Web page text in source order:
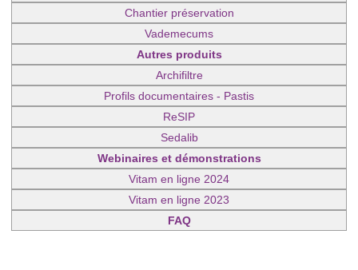
Chantier préservation
Vademecums
Autres produits
Archifiltre
Profils documentaires - Pastis
ReSIP
Sedalib
Webinaires et démonstrations
Vitam en ligne 2024
Vitam en ligne 2023
FAQ